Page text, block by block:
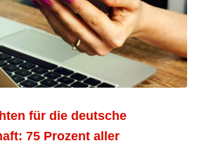
für die deutsche
75 Prozent aller